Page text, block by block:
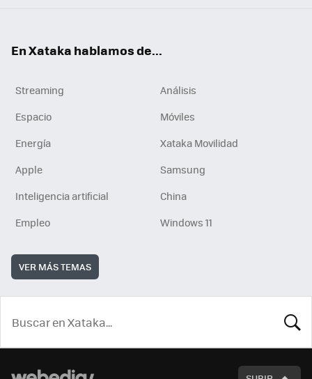
En Xataka hablamos de...
Streaming
Análisis
Espacio
Móviles
Energía
Xataka Movilidad
Apple
Samsung
Inteligencia artificial
China
Empleo
Windows 11
VER MÁS TEMAS